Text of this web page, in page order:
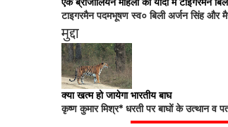
टाइगरमैन पदमभूषण स्व० बिली अर्जन सिंह और
मुद्दा
क्या खत्म हो जायेगा भारतीय बाघ
कृष्ण कुमार मिश्र* धरती पर बाघों के उत्थान